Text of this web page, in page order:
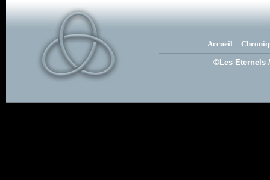
Accueil
©Les Eternels